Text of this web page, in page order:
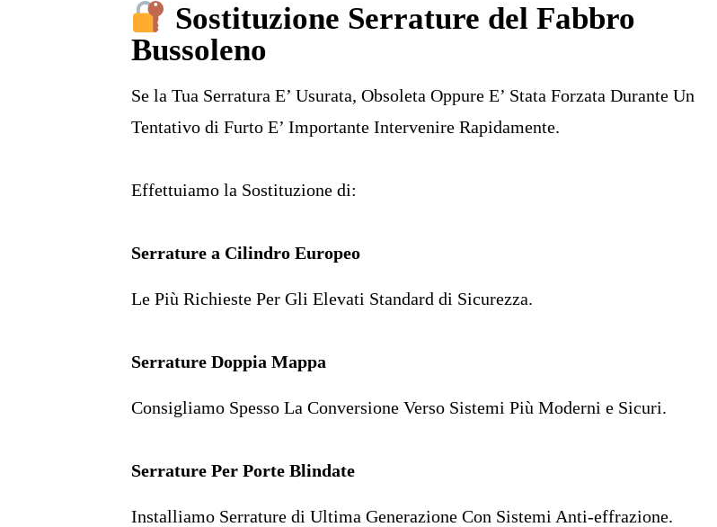
Sostituzione Serrature del Fabbro
Bussoleno
Se la Tua Serratura E’ Usurata, Obsoleta Oppure E’ Stata Forzata Durante Un
Tentativo di Furto E’ Importante Intervenire Rapidamente.
Effettuiamo la Sostituzione di:
Serrature a Cilindro Europeo
Le Più Richieste Per Gli Elevati Standard di Sicurezza.
Serrature Doppia Mappa
Consigliamo Spesso La Conversione Verso Sistemi Più Moderni e Sicuri.
Serrature Per Porte Blindate
Installiamo Serrature di Ultima Generazione Con Sistemi Anti-effrazione.